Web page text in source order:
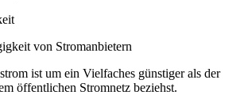
von Stromanbietern
ist um ein Vielfaches günstiger als der
öffentlichen Stromnetz beziehst.